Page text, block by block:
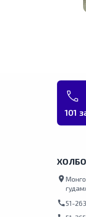
101
location_on
call51-